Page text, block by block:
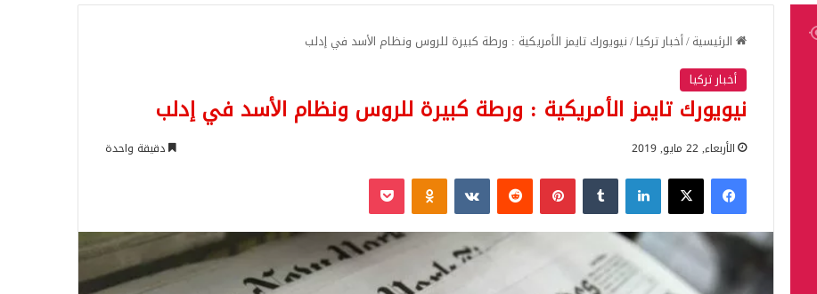
الرئيسية/أخبار تركيا/نيويورك تايمز الأمريكية : ورطة كبيرة للروس ونظام اﻷسد في إدلب
أخبار تركيا
نيويورك تايمز الأمريكية : ورطة كبيرة للروس ونظام اﻷسد في إدلب
الأربعاء, 22 مايو, 2019 دقيقة واحدة
فيسبوك‫X لينكدإن بينتيريست Odnoklassniki
‫Pocket